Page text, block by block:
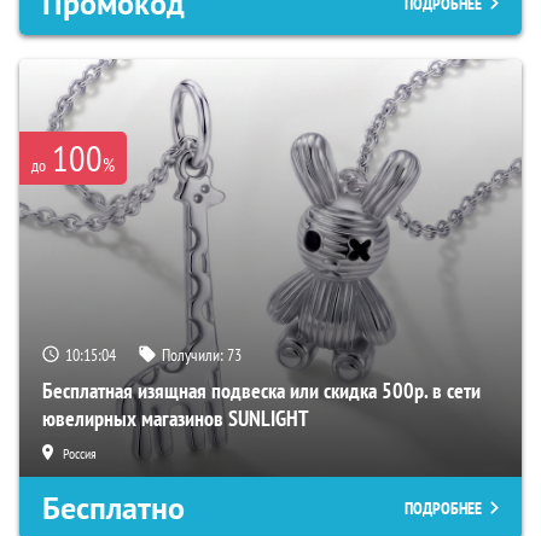
до 100%
10:15:03 Получили:73
Бесплатная изящная подвеска или скидка 500р. в сети
ювелирных магазинов SUNLIGHT
Россия
Бесплатно ПОДРОБНЕЕ